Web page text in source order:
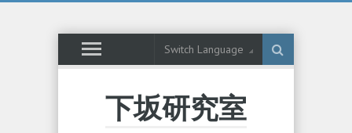
Switch Language
下坂研究室